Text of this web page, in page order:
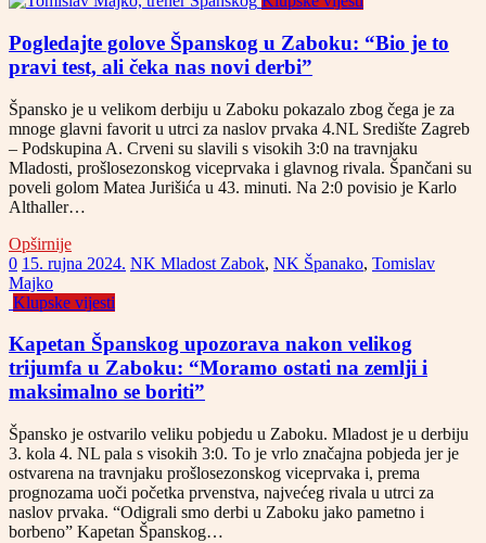
Pogledajte golove Španskog u Zaboku: “Bio je to
pravi test, ali čeka nas novi derbi”
Špansko je u velikom derbiju u Zaboku pokazalo zbog čega je za
mnoge glavni favorit u utrci za naslov prvaka 4.NL Središte Zagreb
– Podskupina A. Crveni su slavili s visokih 3:0 na travnjaku
Mladosti, prošlosezonskog viceprvaka i glavnog rivala. Špančani su
poveli golom Matea Jurišića u 43. minuti. Na 2:0 povisio je Karlo
Althaller…
Opširnije
0 15. rujna 2024. NK Mladost Zabok, NK Španako, Tomislav
Majko
Klupske vijesti
Kapetan Španskog upozorava nakon velikog
trijumfa u Zaboku: “Moramo ostati na zemlji i
maksimalno se boriti”
Špansko je ostvarilo veliku pobjedu u Zaboku. Mladost je u derbiju
3. kola 4. NL pala s visokih 3:0. To je vrlo značajna pobjeda jer je
ostvarena na travnjaku prošlosezonskog viceprvaka i, prema
prognozama uoči početka prvenstva, najvećeg rivala u utrci za
naslov prvaka. “Odigrali smo derbi u Zaboku jako pametno i
borbeno” Kapetan Španskog…